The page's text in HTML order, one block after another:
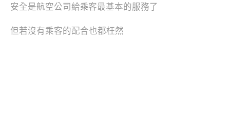
安全是航空公司給乘客最基本的服務了
但若沒有乘客的配合也都枉然